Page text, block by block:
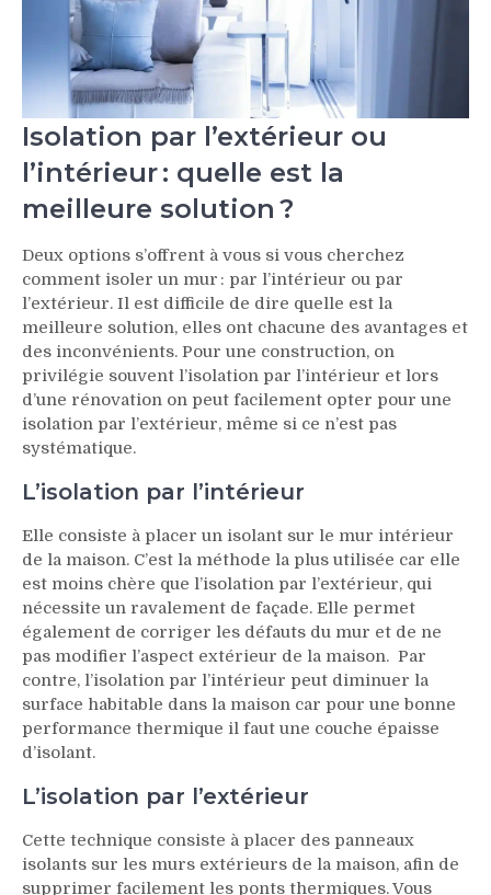
Isolation par l’extérieur ou
l’intérieur : quelle est la
meilleure solution ?
Deux options s’offrent à vous si vous cherchez
comment isoler un mur : par l’intérieur ou par
l’extérieur. Il est difficile de dire quelle est la
meilleure solution, elles ont chacune des avantages et
des inconvénients. Pour une construction, on
privilégie souvent l’isolation par l’intérieur et lors
d’une rénovation on peut facilement opter pour une
isolation par l’extérieur, même si ce n’est pas
systématique.
L’isolation par l’intérieur
Elle consiste à placer un isolant sur le mur intérieur
de la maison. C’est la méthode la plus utilisée car elle
est moins chère que l’isolation par l’extérieur, qui
nécessite un ravalement de façade. Elle permet
également de corriger les défauts du mur et de ne
pas modifier l’aspect extérieur de la maison. Par
contre, l’isolation par l’intérieur peut diminuer la
surface habitable dans la maison car pour une bonne
performance thermique il faut une couche épaisse
d’isolant.
L’isolation par l’extérieur
Cette technique consiste à placer des panneaux
isolants sur les murs extérieurs de la maison, afin de
supprimer facilement les ponts thermiques. Vous